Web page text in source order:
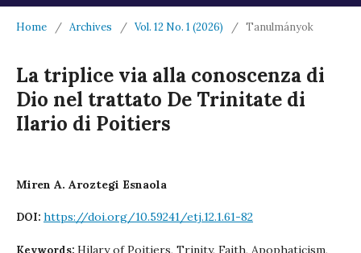
Home / Archives / Vol. 12 No. 1 (2026) / Tanulmányok
La triplice via alla conoscenza di
Dio nel trattato De Trinitate di
Ilario di Poitiers
Miren A. Aroztegi Esnaola
DOI: https://doi.org/10.59241/etj.12.1.61-82
Keywords: Hilary of Poitiers, Trinity, Faith, Apophaticism,